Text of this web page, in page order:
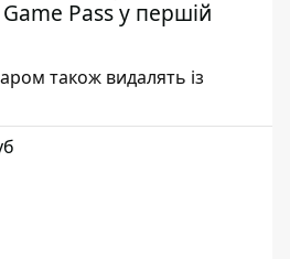
Pass у першій
також видалять із